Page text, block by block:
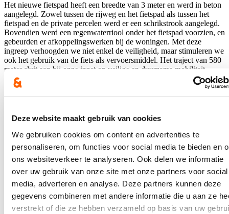
Deze website maakt gebruik van cookies
We gebruiken cookies om content en advertenties te
personaliseren, om functies voor social media te bieden en
ons websiteverkeer te analyseren. Ook delen we informatie
over uw gebruik van onze site met onze partners voor social
media, adverteren en analyse. Deze partners kunnen deze
gegevens combineren met andere informatie die u aan ze
verstrekt of die ze hebben verzameld op basis van uw
Het nieuwe fietspad heeft een breedte van 3 meter en werd in beton
aangelegd. Zowel tussen de rijweg en het fietspad als tussen het
fietspad en de private percelen werd er een schrikstrook aangelegd.
Bovendien werd een regenwaterriool onder het fietspad voorzien, en
gebeurden er afkoppelingswerken bij de woningen. Met deze
ingreep verhoogden we niet enkel de veiligheid, maar stimuleren we
ook het gebruik van de fiets als vervoersmiddel. Het traject van 580
meter sluit aan bij onze inzet op veilige en duurzame mobiliteit.
Meer ruimte voor bomen en water
Brugge. Een bijkomend grachtje langs het pad zorgt ervoor dat
water van aangrenzende akkers niet op het fietspad stroomt. De
werken werden uitgevoerd door Verhegge Marc BV uit Zedelgem.
De totale kostprijs was 325.289,89 euro (exclusief btw).
Nieuws
Plenaire vraag over de hervormingen van de
brandweer